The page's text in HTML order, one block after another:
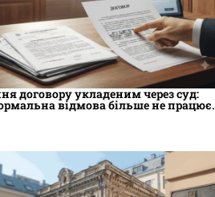
договору укладеним через суд:
відмова більше не працює.